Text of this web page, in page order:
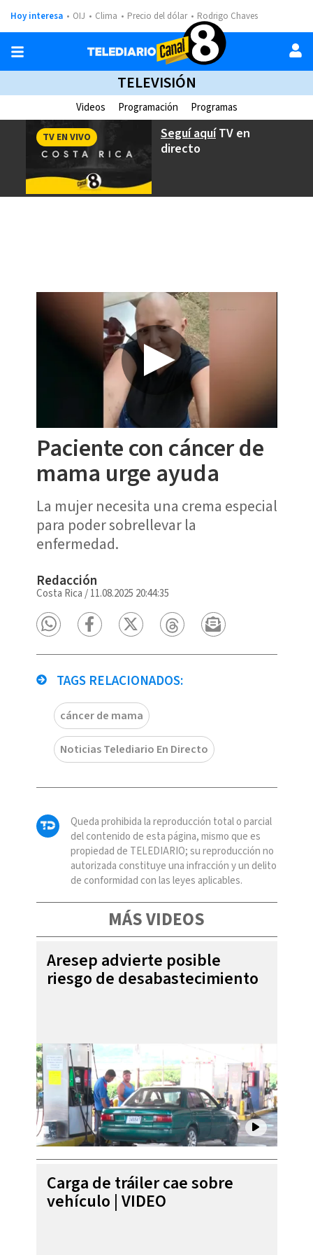
Hoy interesa OIJ Clima Precio del dólar Rodrigo Chaves
TELEVISIÓN
Videos Programación Programas
Seguí aquíTV en
directo
TV EN VIVO
Paciente con cáncer de
mama urge ayuda
La mujer necesita una crema especial
para poder sobrellevar la
enfermedad.
Redacción
Costa Rica /11.08.2025 20:44:35
TAGS RELACIONADOS:
cáncer de mama
Noticias Telediario En Directo
Queda prohibida la reproducción total o parcial
del contenido de esta página, mismo que es
propiedad de TELEDIARIO; su reproducción no
autorizada constituye una infracción y un delito
de conformidad con las leyes aplicables.
MÁS VIDEOS
Aresep advierte posible
riesgo de desabastecimiento
Carga de tráiler cae sobre
vehículo | VIDEO